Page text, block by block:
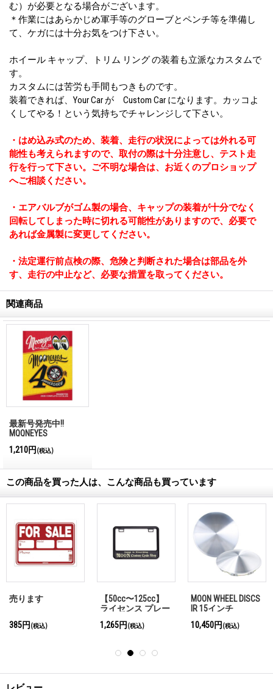
む）が必要となる場合がございます。
＊作業にはあらかじめ軍手等のグローブとペンチ等を準備し
て、ケガには十分お気をつけ下さい。
ホイール キャップ、トリム リング の装着も立派なカスタムで
す。
カスタムには苦労も手間もつきものです。
装着できれば、Your Car が Custom Car になります。カッコよ
くしてやる！という気持ちでチャレンジして下さい。
・はめ込み式のため、装着、走行の状況によっては外れる可
能性も考えられますので、取付の際は十分注意し、テスト走
行を行って下さい。ご不明な場合は、お近くのプロショップ
へご相談ください。
・エアバルブがゴム製の場合、キャップの装着が十分でなく
回転してしまった時に切れる可能性がありますので、必要で
あれば金属製に変更してください。
・法定運行前点検の際、危険と判断された場合は部品を外
す、走行の中止など、必要な措置を取ってください。
関連商品
最新号発売中!!
MQQNEYES
International
Magazine No.28 2026
1,210円 (税込)
この商品を買った人は、こんな商品も買っています
売ります
385円 (税込)
【50cc〜125cc】
ライセンス プレー
ト フレーム フォー
スモール モーター
Custom Cycle Shop
ブラック
1,265円 (税込)
MOON WHEEL DISCS
IR 15インチ
10,450円 (税込)